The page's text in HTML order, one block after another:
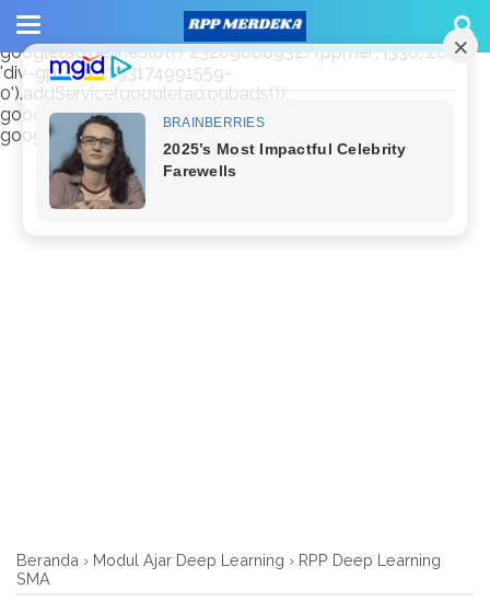
window.googletag = window.googletag || {cmd: []};
googletag.cmd.push(function() {
googletag.defineSlot('/23209888932/rppmer', [336, 280],
'div-gpt-ad-1733174991559-
0').addService(googletag.pubads());
googletag.pubads().enableSingleRequest();
googletag.enableServices(); });
Beranda › Modul Ajar Deep Learning › RPP Deep Learning
SMA